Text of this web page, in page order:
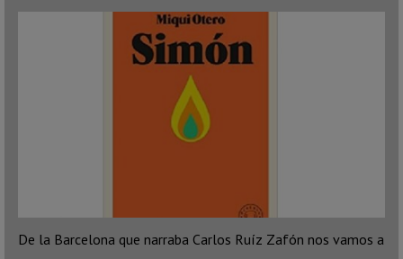
De la Barcelona que narraba Carlos Ruíz Zafón nos vamos a